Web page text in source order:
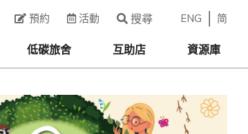
預約 活動 搜尋 ENG 简
低碳旅舍 互助店 資源庫